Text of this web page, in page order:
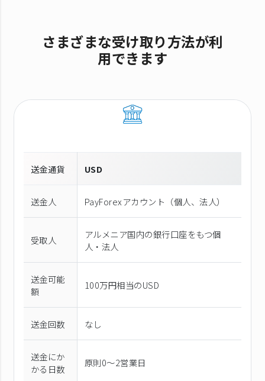
さまざまな受け取り方法が利
用できます
送金通貨 USD
送金人 PayForexアカウント（個⼈、法⼈）
受取人
アルメニア国内の銀行口座をもつ個
人・法人
送金可能
額
100万円相当のUSD
送金回数 なし
送金にか
かる日数
原則0〜2営業日